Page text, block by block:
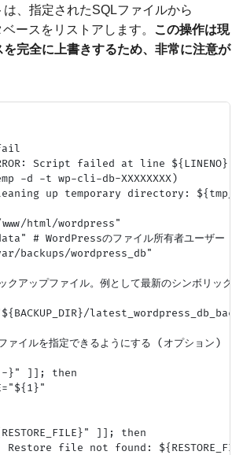
は、指定されたSQLファイルから
ースをリストアします。
この操作は現
完全に上書きするため、非常に注意が
Script failed at line
-d -t wp-cli-db-XXXXXXXX)
up temporary directory:
www/html/wordpress"
data" # WordPressのファイル所有者ユーザー
var/backups/wordpress_db"
クアップファイル。例として最新のシンボリック
ァイルを指定できるようにする (オプション)
}" ]]; then
]]; then
Restore file not found: